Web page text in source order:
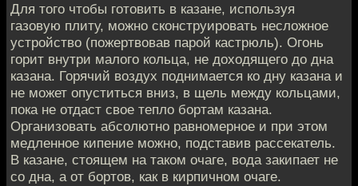
Для того чтобы готовить в казане, используя
газовую плиту, можно сконструировать несложное
устройство (пожертвовав парой кастрюль). Огонь
горит внутри малого кольца, не доходящего до дна
казана. Горячий воздух поднимается ко дну казана и
не может опуститься вниз, в щель между кольцами,
пока не отдаст свое тепло бортам казана.
Организовать абсолютно равномерное и при этом
медленное кипение можно, подставив рассекатель.
В казане, стоящем на таком очаге, вода закипает не
со дна, а от бортов, как в кирпичном очаге.